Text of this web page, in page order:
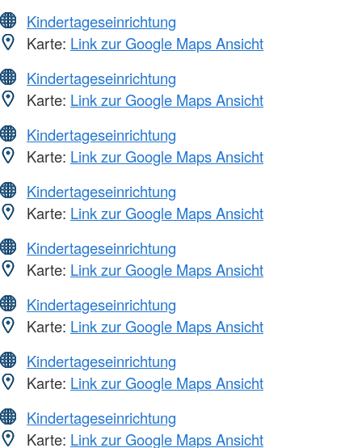
Kindertageseinrichtung
Karte: Link zur Google Maps Ansicht
Kindertageseinrichtung
Karte: Link zur Google Maps Ansicht
Kindertageseinrichtung
Karte: Link zur Google Maps Ansicht
Kindertageseinrichtung
Karte: Link zur Google Maps Ansicht
Kindertageseinrichtung
Karte: Link zur Google Maps Ansicht
Kindertageseinrichtung
Karte: Link zur Google Maps Ansicht
Kindertageseinrichtung
Karte: Link zur Google Maps Ansicht
Kindertageseinrichtung
Karte: Link zur Google Maps Ansicht